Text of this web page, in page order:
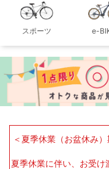
スポーツ e-
＜夏季休業（お盆休み
夏季休業に伴い、お受